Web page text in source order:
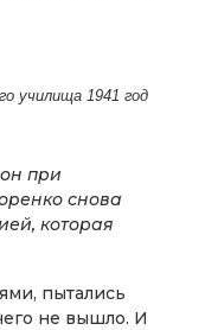
училища 1941 год
при
снова
которая
пытались
не вышло. И